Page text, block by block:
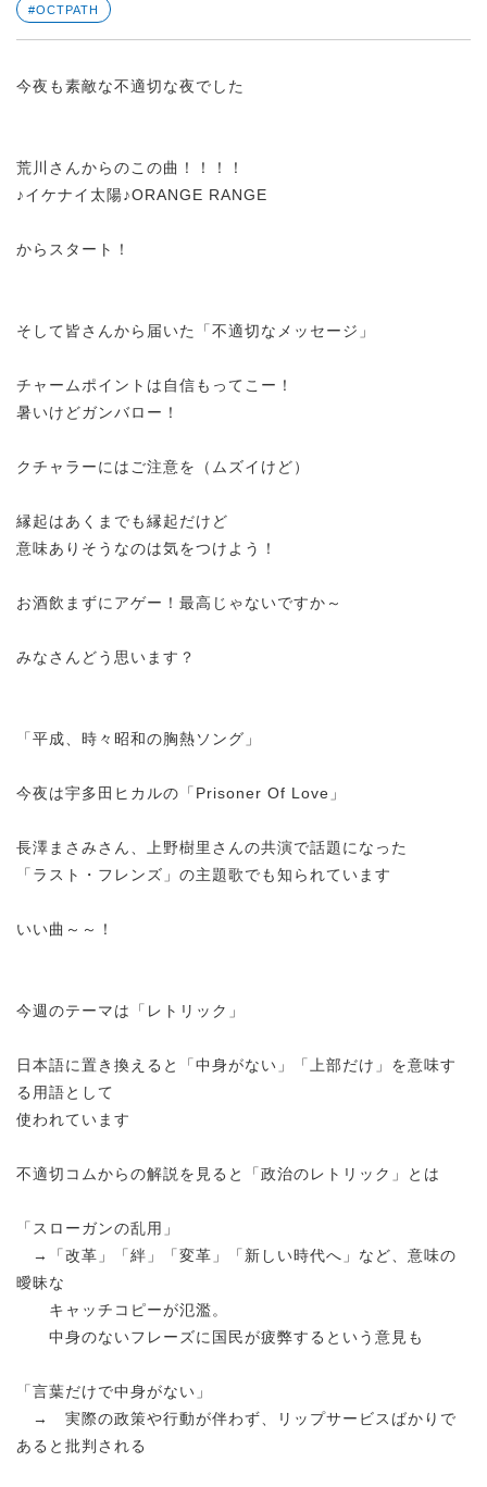
#OCTPATH
今夜も素敵な不適切な夜でした
荒川さんからのこの曲！！！！
♪イケナイ太陽♪ORANGE RANGE
からスタート！
そして皆さんから届いた「不適切なメッセージ」
チャームポイントは自信もってこー！
暑いけどガンバロー！
クチャラーにはご注意を（ムズイけど）
縁起はあくまでも縁起だけど
意味ありそうなのは気をつけよう！
お酒飲まずにアゲー！最高じゃないですか～
みなさんどう思います？
「平成、時々昭和の胸熱ソング」
今夜は宇多田ヒカルの「Prisoner Of Love」
長澤まさみさん、上野樹里さんの共演で話題になった
「ラスト・フレンズ」の主題歌でも知られています
いい曲～～！
今週のテーマは「レトリック」
日本語に置き換えると「中身がない」「上部だけ」を意味す
る用語として
使われています
不適切コムからの解説を見ると「政治のレトリック」とは
「スローガンの乱用」
→「改革」「絆」「変革」「新しい時代へ」など、意味の
曖昧な
キャッチコピーが氾濫。
中身のないフレーズに国民が疲弊するという意見も
「言葉だけで中身がない」
→ 実際の政策や行動が伴わず、リップサービスばかりで
あると批判される